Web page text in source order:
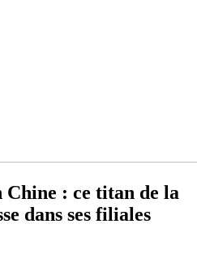
Chine : ce titan de la
dans ses filiales